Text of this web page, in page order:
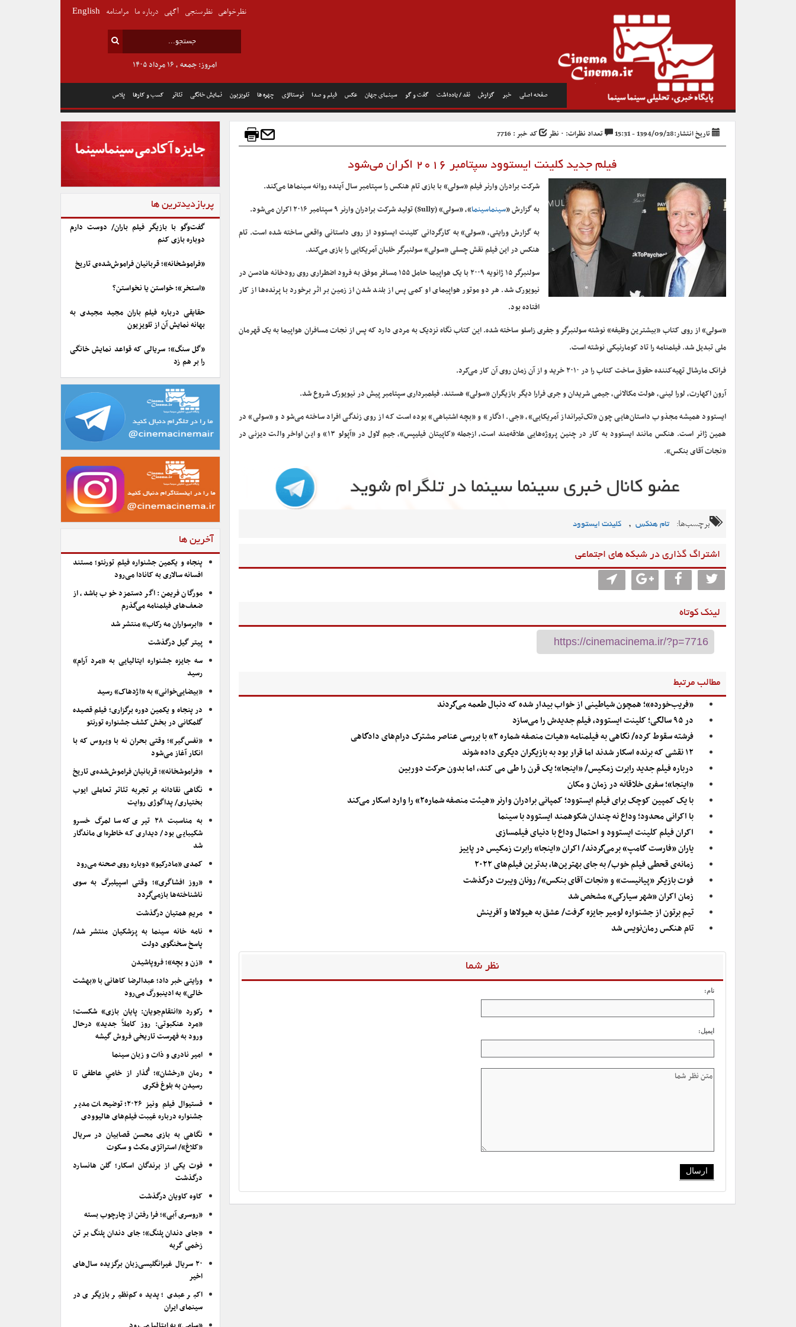
صفحه اصلی خبر گزارش نقد / یادداشت گفت و گو سینمای جهان عکس فیلم و صدا نوستالژی چهره ها تلویزیون نمایش خانگی تئاتر کسب و کارها پلاس
امروز: جمعه , ۱۶ مرداد ۱۴۰۵
نظرخواهی نظرسنجی آگهی درباره ما مرامنامه English
تاریخ انتشار:1394/09/28 - 15:31 تعداد نظرات: ۰ نظر کد خبر : 7716
فیلم جدید کلینت ایستوود سپتامبر ۲۰۱۶ اکران می‌شود
شرکت برادران وارنر فیلم «سولی» با بازی تام هنکس را سپتامبر سال آینده روانه سینماها می‌کند.
به گزارش «سینماسینما»، «سولی» (Sully) تولید شرکت برادران وارنر ۹ سپتامبر ۲۰۱۶ اکران می‌شود.
به گزارش ورایتی، «سولی» به کارگردانی کلینت ایستوود از روی داستانی واقعی ساخته شده است. تام
هنکس در این فیلم نقش چسلی «سولی» سولنبرگر خلبان آمریکایی را بازی می‌کند.
سولنبرگر ۱۵ ژانویه ۲۰۰۹ با یک هواپیما حامل ۱۵۵ مسافر موفق به فرود اضطراری روی رودخانه هادسن در
نیویورک شد. هر دو موتور هواپیمای او کمی پس از بلند شدن از زمین بر اثر برخورد با پرنده‌ها از کار
افتاده بود.
«سولی» از روی کتاب «بیشترین وظیفه» نوشته سولنبرگر و جفری زاسلو ساخته شده. این کتاب نگاه نزدیک به مردی دارد که پس از نجات مسافران هواپیما به یک قهرمان
ملی تبدیل شد. فیلمنامه را تاد کومارنیکی نوشته است.
فرانک مارشال تهیه‌کننده حقوق ساخت کتاب را در ۲۰۱۰ خرید و از آن زمان روی آن کار می‌کرد.
آرون اکهارت، لورا لینی، هولت مکالانی، جیمی شریدان و جری فرارا دیگر بازیگران «سولی» هستند. فیلمبرداری سپتامبر پیش در نیویورک شروع شد.
ایستوود همیشه مجذوب داستان‌هایی چون «تک‌تیرانداز آمریکایی»، «جی. ادگار» و «بچه اشتباهی» بوده است که از روی زندگی افراد ساخته می‌شود و «سولی» در
همین ژانر است. هنکس مانند ایستوود به کار در چنین پروژه‌هایی علاقه‌مند است، ازجمله «کاپیتان فیلیپس»، جیم لاول در «آپولو ۱۳» و این اواخر والت دیزنی در
«نجات آقای بنکس».
برچسب‌ها: تام هنکس , کلینت ایستوود
اشتراگ گذاری در شبکه های اجتماعی
لینک کوتاه
مطالب مرتبط
«فریب‌خورده»؛ همچون شیاطینی از خواب بیدار شده که دنبال طعمه می‌گردند
در ۹۵ سالگی؛ کلینت ایستوود، فیلم جدیدش را می‌سازد
فرشته سقوط کرده/ نگاهی به فیلمنامه «هیات منصفه شماره ۲» با بررسی عناصر مشترک درام‌های دادگاهی
۱۲ نقشی که برنده اسکار شدند اما قرار بود به بازیگران دیگری داده شوند
درباره فیلم جدید رابرت زمکیس/ «اینجا»؛ یک قرن را طی می کند، اما بدون حرکت دوربین
«اینجا»؛ سفری خلاقانه در زمان و مکان
با یک کمپین کوچک برای فیلم ایستوود؛ کمپانی برادران وارنر «هیئت منصفه شماره۲» را وارد اسکار می‌کند
با اکرانی محدود؛ وداع نه چندان شکوهمند ایستوود با سینما
اکران فیلم کلینت ایستوود و احتمال وداع با دنیای فیلمسازی
یاران «فارست گامپ» برمی‌گردند/ اکران «اینجا» رابرت زمکیس در پاییز
زمانه‌ی قحطی فیلم خوب/ به جای بهترین‌ها، بدترین فیلم‌های ۲۰۲۲
فوت بازیگر «پیانیست» و «نجات آقای بنکس»/ رونان ویبرت درگذشت
زمان اکران «شهر سیارکی» مشخص شد
تیم برتون از جشنواره لومیر جایزه گرفت/ عشق به هیولاها و آفرینش
تام هنکس رمان‌نویس شد
نظر شما
نام:
ایمیل:
پربازدیدترین ها
گفت‌وگو با بازیگر فیلم باران/ دوست دارم
دوباره بازی کنم
«فراموشخانه»؛ قربانیان فراموش‌شده‌ی تاریخ
«استخر»؛ خواستن یا نخواستن؟
حقایقی درباره فیلم باران مجید مجیدی به
بهانه نمایش آن از تلویزیون
«گل سنگ»؛ سریالی که قواعد نمایش خانگی
را بر هم زد
آخرین ها
پنجاه و یکمین جشنواره فیلم تورنتو؛ مستند
افسانه سالاری به کانادا می‌رود
مورگان فریمن: اگر دستمزد خوب باشد، از
ضعف‌های فیلمنامه می‌گذرم
«ابرسواران مه رکاب» منتشر شد
پیتر گیل درگذشت
سه جایزه جشنواره ایتالیایی به «مرد آرام»
رسید
«بیضایی‌خوانی» به «اژدهاک» رسید
در پنجاه و یکمین دوره برگزاری؛ فیلم قصیده
گلمکانی در بخش کشف جشنواره تورنتو
«نفس‌گیر»؛ وقتی بحران نه با ویروس که با
انکار آغاز می‌شود
«فراموشخانه»؛ قربانیان فراموش‌شده‌ی تاریخ
نگاهی نقادانه بر تجربه تئاتر تعاملی ایوب
بختیاری/ پداگوژی روایت
به مناسبت ۲۸ تیری که سالمرگ خسرو
شکیبایی بود/ دیداری که خاطره‌ای ماندگار
شد
کمدی «مادرکیو» دوباره روی صحنه می‌رود
«روز افشاگری»؛ وقتی اسپیلبرگ به سوی
ناشناخته‌ها بازمی‌گردد
مریم همتیان درگذشت
نامه خانه سینما به پزشکیان منتشر شد/
پاسخ سخنگوی دولت
«زن و بچه»؛ فروپاشیدن
ورایتی خبر داد؛ عبدالرضا کاهانی با «بهشت
خالی» به ادینبورگ می‌رود
رکورد «انتقام‌جویان: پایان بازی» شکست؛
«مرد عنکبوتی: روز کاملاً جدید» درحال
ورود به فهرست تاریخی فروش گیشه
امیر نادری و ذات و زبان سینما
رمان «رخشان»؛ گُذار از خامیِ عاطفی تا
رسیدن به بلوغ فکری
فستیوال فیلم ونیز ۲۰۲۶؛ توضیحات مدیر
جشنواره درباره غیبت فیلم‌های هالیوودی
نگاهی به بازی محسن قصابیان در سریال
«کلاغ»/ استراتژی مکث و سکوت
فوت یکی از برندگان اسکار؛ گلن هانسارد
درگذشت
کاوه کاویان درگذشت
«روسری آبی»؛ فرا رفتن از چارچوب بسته
«جای دندان پلنگ»؛ جای دندان پلنگ بر تن
زخمی گربه
۲۰ سریال غیرانگلیسی‌زبان برگزیده سال‌های
اخیر
اکبر عبدی؛ پدیده کم‌نظیر بازیگری در
سینمای ایران